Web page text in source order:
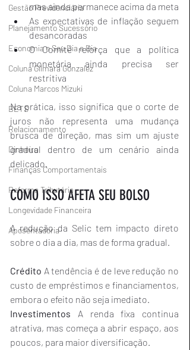
Gestão Previdenciária
Planejamento Sucessório
Economia e Seu Dia a Dia
Coluna Gilmara Gonzalez
Coluna Marcos Mizuki
BETS
Relacionamento
Dinheiro
Finanças Comportamentais
Reforma Tributária
Longevidade Financeira
Aposentadoria
mas ainda permanece acima da meta
As expectativas de inflação seguem
desancoradas
O Comitê reforça que a política
monetária ainda precisa ser
restritiva
Na prática, isso significa que o corte de
juros não representa uma mudança
brusca de direção, mas sim um ajuste
gradual dentro de um cenário ainda
delicado.
COMO ISSO AFETA SEU BOLSO
A redução da Selic tem impacto direto
sobre o dia a dia, mas de forma gradual.
Crédito A tendência é de leve redução no
custo de empréstimos e financiamentos,
embora o efeito não seja imediato.
Investimentos A renda fixa continua
atrativa, mas começa a abrir espaço, aos
poucos, para maior diversificação.